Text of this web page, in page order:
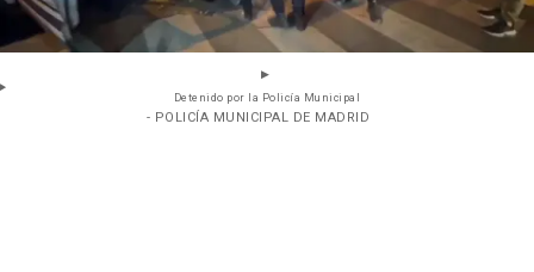
Detenido por la Policía Municipal
- POLICÍA MUNICIPAL DE MADRID